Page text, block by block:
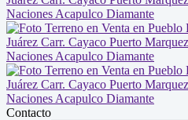
Contacto